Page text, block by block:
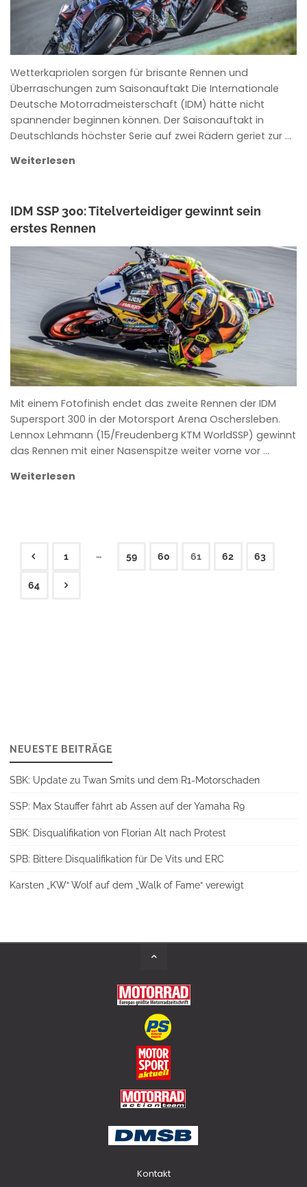
Wetterkapriolen sorgen für brisante Rennen und
Überraschungen zum Saisonauftakt Die Internationale
Deutsche Motorradmeisterschaft (IDM) hätte nicht
spannender beginnen können. Der Saisonauftakt in
Deutschlands höchster Serie auf zwei Rädern geriet zur …
Weiterlesen
IDM SSP 300: Titelverteidiger gewinnt sein
erstes Rennen
ROWENA HINZMANN
Mit einem Fotofinish endet das zweite Rennen der IDM
Supersport 300 in der Motorsport Arena Oschersleben.
Lennox Lehmann (15/Freudenberg KTM WorldSSP) gewinnt
das Rennen mit einer Nasenspitze weiter vorne vor …
Weiterlesen
Seitennummerierung
1 … 59 60 61 62 63
64
NEUESTE BEITRÄGE
SBK: Update zu Twan Smits und dem R1-Motorschaden
SSP: Max Stauffer fährt ab Assen auf der Yamaha R9
SBK: Disqualifikation von Florian Alt nach Protest
SPB: Bittere Disqualifikation für De Vits und ERC
Karsten „KW“ Wolf auf dem „Walk of Fame“ verewigt
Kontakt
Back